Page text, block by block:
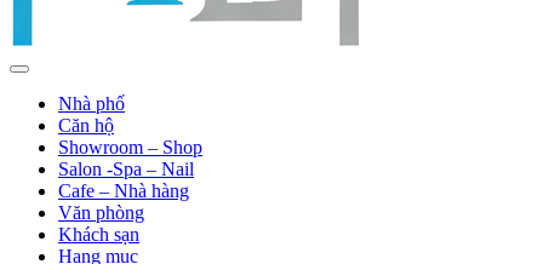
Nhà phố
Căn hộ
Showroom – Shop
Salon -Spa – Nail
Cafe – Nhà hàng
Văn phòng
Khách sạn
Hạng mục